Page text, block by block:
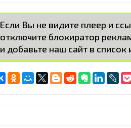
Если Вы не видите плеер и
отключите блокиратор
и добавьте наш сайт в список